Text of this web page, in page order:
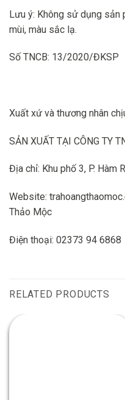
Lưu ý: Không sử dụng sản
mùi, màu sắc lạ.
Số TNCB: 13/2020/ĐKSP
Xuất xứ và thương nhân
SẢN XUẤT TẠI CÔNG TY
Địa chỉ: Khu phố 3, P. Hàm
Website:
Thảo Mộc
Điện thoại: 02373 94
RELATED PRODUCTS